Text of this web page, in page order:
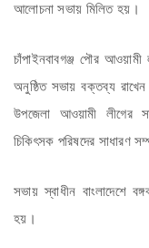
আলোচনা সভায় মিলিত হয়।
চাঁপাইনবাবগঞ্জ পৌর
অনুষ্ঠিত সভায় বক্তব্য
উপজেলা আওয়ামী লীগের
চিকিৎসক পরিষদের সাধারণ
সভায় স্বাধীন বাংলাদেশে
হয়।